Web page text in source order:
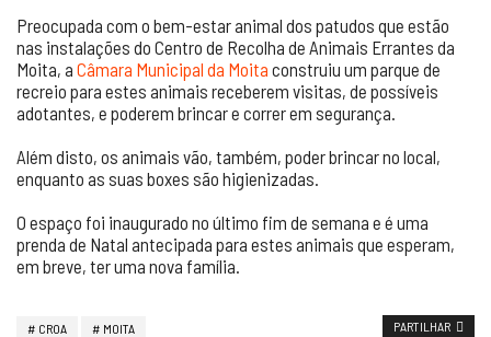
Preocupada com o bem-estar animal dos patudos que estão
nas instalações do Centro de Recolha de Animais Errantes da
Moita, a Câmara Municipal da Moita construiu um parque de
recreio para estes animais receberem visitas, de possíveis
adotantes, e poderem brincar e correr em segurança.
Além disto, os animais vão, também, poder brincar no local,
enquanto as suas boxes são higienizadas.
O espaço foi inaugurado no último fim de semana e é uma
prenda de Natal antecipada para estes animais que esperam,
em breve, ter uma nova família.
CROA MOITA PARTILHAR